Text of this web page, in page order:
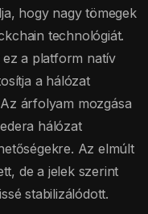
hogy nagy tömegek
technológiát.
a platform natív
a hálózat
árfolyam mozgása
hálózat
Az elmúlt
de a jelek szerint
stabilizálódott.